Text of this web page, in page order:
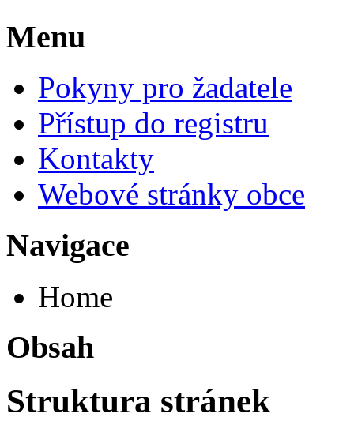
Menu
Pokyny pro žadatele
Přístup do registru
Kontakty
Webové stránky obce
Navigace
Home
Obsah
Struktura stránek